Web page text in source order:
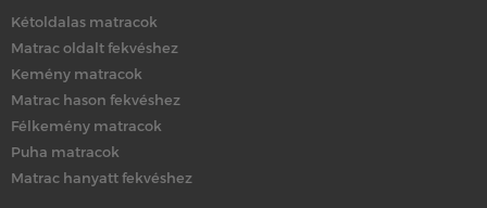
Kétoldalas matracok
Matrac oldalt fekvéshez
Kemény matracok
Matrac hason fekvéshez
Félkemény matracok
Puha matracok
Matrac hanyatt fekvéshez